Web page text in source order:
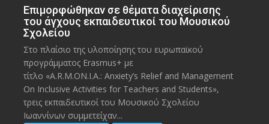
Eπιμορφώθηκαν σε θέματα διαχείρισης
του άγχους εκπαιδευτικοί του Μουσικού
Σχολείου
Στο πλαίσιο της υλοποίησης του ευρωπαϊκού
προγράμματος Erasmus+ με
τίτλο «A.R.M.ON.I.A.: Anxiety’s Relief and Management
On Inclusive Activities for Teachers and Students»,
τρεις εκπαιδευτικοί του Μουσικού Σχολείου
Ιωαννίνων συμμετείχαν...